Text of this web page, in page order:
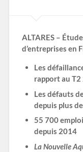
ALTARES –
d’entreprises en
Les
rapport au T2
Les défauts
depuis plus
55 700
depuis 2014
La Nouvelle